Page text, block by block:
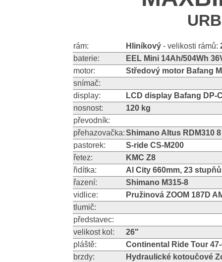
rám: Hliníkový - velikosti rámů:
baterie:
EEL Mini 14Ah/504Wh
motor:
Středový motor Bafang
snímač:
display:
LCD display Bafang DP-
nosnost:
120 kg
převodník:
přehazovačka:Shimano Altus RDM310
pastorek:
S-ride CS-M200
řetez:
KMC Z8
řidítka:
Al City 660mm, 23
řazení:
Shimano M315-8
vidlice:
Pružinová ZOOM 187D
tlumič:
představec:
velikost kol:
26"
pláště:
Continental Ride Tour
brzdy:
Hydraulické kotoučové